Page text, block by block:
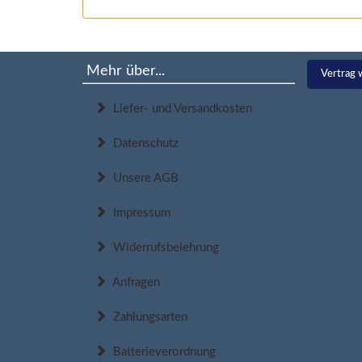
Mehr über...
Liefer- und Versandkosten
Datenschutz
Unsere AGB
Impressum
Widerrufsbelehrung
Anfragen
Zahlungsarten
Batterieverordnung
Vertrag